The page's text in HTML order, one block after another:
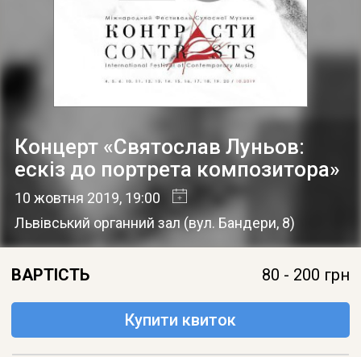
Концерт «Святослав Луньов:
ескіз до портрета композитора»
10 жовтня 2019, 19:00
Львівський органний зал(вул. Бандери, 8)
ВАРТІСТЬ 80 - 200 грн
Купити квиток